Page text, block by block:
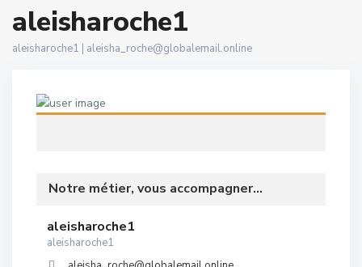
aleisharoche1
aleisharoche1 | aleisha_roche@globalemail.online
Notre métier, vous accompagner...
aleisharoche1
aleisharoche1